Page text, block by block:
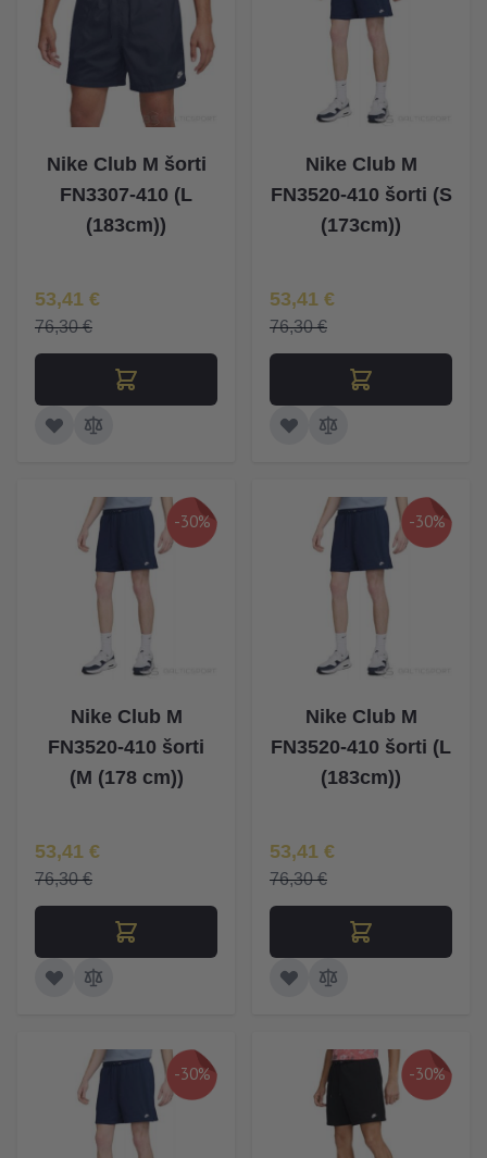
Nike Club M šorti
FN3307-410 (L
(183cm))
Īpaša Cena
53,41 €
76,30 €
Nike Club M
FN3520-410 šorti (S
(173cm))
Īpaša Cena
53,41 €
76,30 €
-30%
Nike Club M
FN3520-410 šorti
(M (178 cm))
Īpaša Cena
53,41 €
76,30 €
-30%
Nike Club M
FN3520-410 šorti (L
(183cm))
Īpaša Cena
53,41 €
76,30 €
-30% -30%